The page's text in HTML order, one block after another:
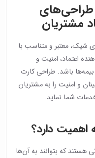
طراحی‌های
مشتریان
شیک، معتبر و متناسب با
اعتماد، امنیت و
باشد. طراحی کارت
و امنیت را به مشتریان
شما نماید.
اهمیت دارد؟
هستند که بتوانند به آن‌ها